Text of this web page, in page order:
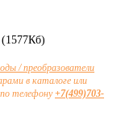
(1577Кб)
/ преобразователи
в каталоге или
телефону+7(499)703-